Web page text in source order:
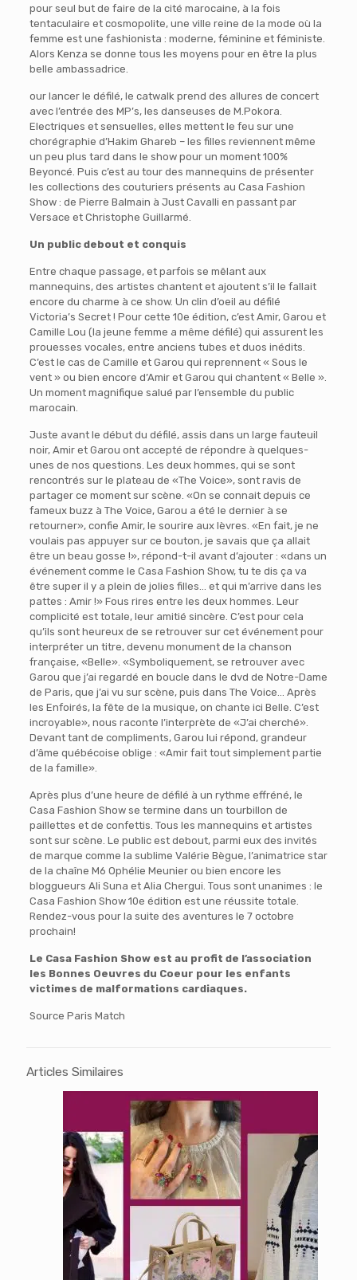
pour seul but de faire de la cité marocaine, à la fois
tentaculaire et cosmopolite, une ville reine de la mode où la
femme est une fashionista : moderne, féminine et féministe.
Alors Kenza se donne tous les moyens pour en être la plus
belle ambassadrice.
our lancer le défilé, le catwalk prend des allures de concert
avec l’entrée des MP’s, les danseuses de M.Pokora.
Electriques et sensuelles, elles mettent le feu sur une
chorégraphie d’Hakim Ghareb – les filles reviennent même
un peu plus tard dans le show pour un moment 100%
Beyoncé. Puis c’est au tour des mannequins de présenter
les collections des couturiers présents au Casa Fashion
Show : de Pierre Balmain à Just Cavalli en passant par
Versace et Christophe Guillarmé.
Un public debout et conquis
Entre chaque passage, et parfois se mêlant aux
mannequins, des artistes chantent et ajoutent s’il le fallait
encore du charme à ce show. Un clin d’oeil au défilé
Victoria’s Secret ! Pour cette 10e édition, c’est Amir, Garou et
Camille Lou (la jeune femme a même défilé) qui assurent les
prouesses vocales, entre anciens tubes et duos inédits.
C’est le cas de Camille et Garou qui reprennent « Sous le
vent » ou bien encore d’Amir et Garou qui chantent « Belle ».
Un moment magnifique salué par l’ensemble du public
marocain.
Juste avant le début du défilé, assis dans un large fauteuil
noir, Amir et Garou ont accepté de répondre à quelques-
unes de nos questions. Les deux hommes, qui se sont
rencontrés sur le plateau de «The Voice», sont ravis de
partager ce moment sur scène. «On se connait depuis ce
fameux buzz à The Voice, Garou a été le dernier à se
retourner», confie Amir, le sourire aux lèvres. «En fait, je ne
voulais pas appuyer sur ce bouton, je savais que ça allait
être un beau gosse !», répond-t-il avant d’ajouter : «dans un
événement comme le Casa Fashion Show, tu te dis ça va
être super il y a plein de jolies filles… et qui m’arrive dans les
pattes : Amir !» Fous rires entre les deux hommes. Leur
complicité est totale, leur amitié sincère. C’est pour cela
qu’ils sont heureux de se retrouver sur cet événement pour
interpréter un titre, devenu monument de la chanson
française, «Belle». «Symboliquement, se retrouver avec
Garou que j’ai regardé en boucle dans le dvd de Notre-Dame
de Paris, que j’ai vu sur scène, puis dans The Voice… Après
les Enfoirés, la fête de la musique, on chante ici Belle. C’est
incroyable», nous raconte l’interprète de «J’ai cherché».
Devant tant de compliments, Garou lui répond, grandeur
d’âme québécoise oblige : «Amir fait tout simplement partie
de la famille».
Après plus d’une heure de défilé à un rythme effréné, le
Casa Fashion Show se termine dans un tourbillon de
paillettes et de confettis. Tous les mannequins et artistes
sont sur scène. Le public est debout, parmi eux des invités
de marque comme la sublime Valérie Bègue, l’animatrice star
de la chaîne M6 Ophélie Meunier ou bien encore les
bloggueurs Ali Suna et Alia Chergui. Tous sont unanimes : le
Casa Fashion Show 10e édition est une réussite totale.
Rendez-vous pour la suite des aventures le 7 octobre
prochain!
Le Casa Fashion Show est au profit de l’association
les Bonnes Oeuvres du Coeur pour les enfants
victimes de malformations cardiaques.
Source Paris Match
Articles Similaires